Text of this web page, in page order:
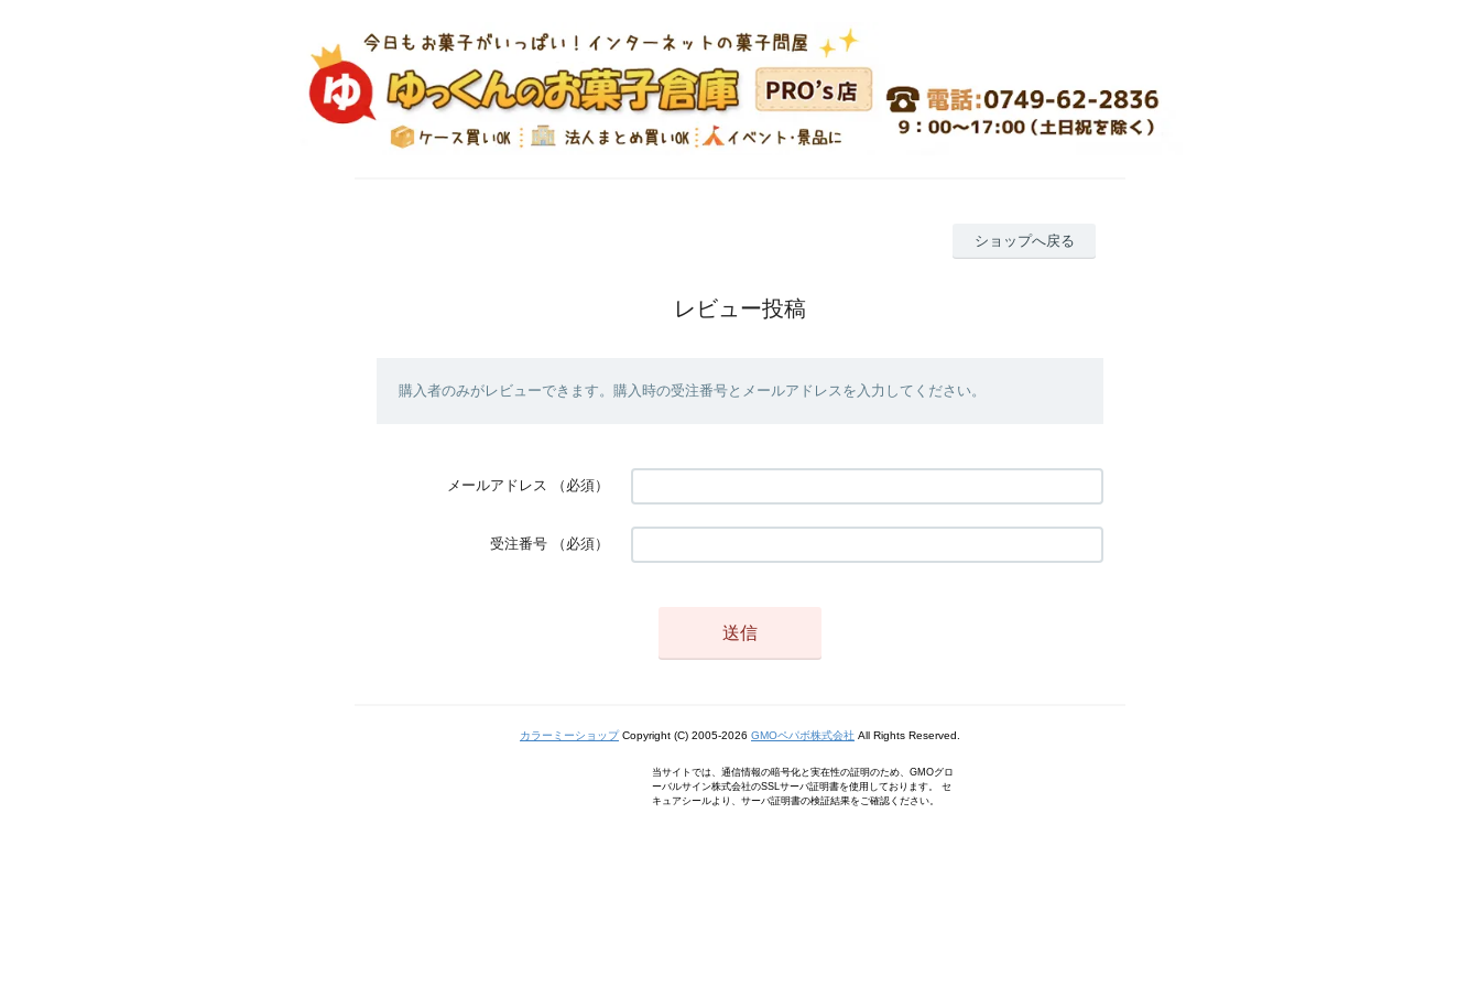
ショップへ戻る
レビュー投稿
購入者のみがレビューできます。購入時の受注番号とメールアドレスを入力してください。
メールアドレス （必須）
受注番号 （必須）
カラーミーショップCopyright (C) 2005-2026 GMOペパボ株式会社 All Rights Reserved.
当サイトでは、通信情報の暗号化と実在性の証明のため、GMOグロ
ーバルサイン株式会社のSSLサーバ証明書を使用しております。 セ
キュアシールより、サーバ証明書の検証結果をご確認ください。